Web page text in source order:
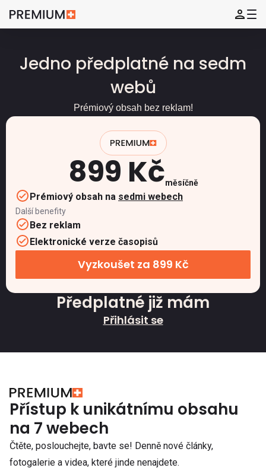
Jedno předplatné na sedm
webů
Prémiový obsah bez reklam!
899 Kčměsíčně
Prémiový obsah na sedmi webech
Další benefity
Bez reklam
Elektronické verze časopisů
Vyzkoušet za 899 Kč
Předplatné již mám
Přihlásit se
Přístup k unikátnímu obsahu
na 7 webech
Čtěte, poslouchejte, bavte se! Denně nové články,
fotogalerie a videa, které jinde nenajdete.